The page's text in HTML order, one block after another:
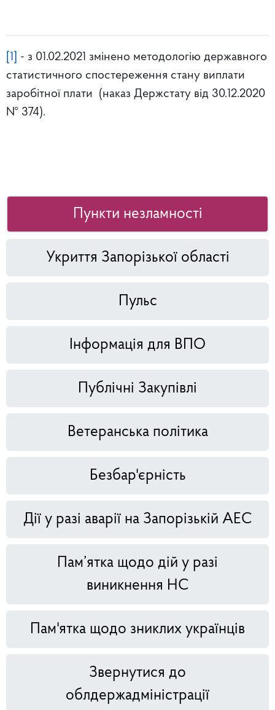
[1]
- з 01.02.2021 змінено методологію державного
статистичного спостереження стану виплати
заробітної плати (наказ Держстату від 30.12.2020
№ 374).
Пункти незламності
Укриття Запорізької області
Пульс
Інформація для ВПО
Публічні Закупівлі
Ветеранська політика
Безбар'єрність
Дії у разі аварії на Запорізькій АЕС
Пам’ятка щодо дій у разі
виникнення НС
Пам'ятка щодо зниклих українців
Звернутися до
облдержадміністрації